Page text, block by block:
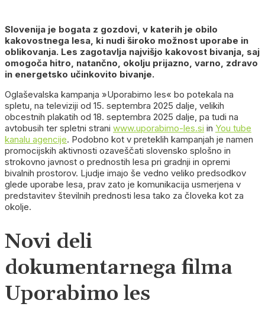
Slovenija je bogata z gozdovi, v katerih je obilo
kakovostnega lesa, ki nudi široko možnost uporabe in
oblikovanja. Les zagotavlja najvišjo kakovost bivanja, saj
omogoča hitro, natančno, okolju prijazno, varno, zdravo
in energetsko učinkovito bivanje.
Oglaševalska kampanja »Uporabimo les« bo potekala na
spletu, na televiziji od 15. septembra 2025 dalje, velikih
obcestnih plakatih od 18. septembra 2025 dalje, pa tudi na
avtobusih ter spletni strani www.uporabimo-les.si in You tube
kanalu agencije. Podobno kot v preteklih kampanjah je namen
promocijskih aktivnosti ozaveščati slovensko splošno in
strokovno javnost o prednostih lesa pri gradnji in opremi
bivalnih prostorov. Ljudje imajo še vedno veliko predsodkov
glede uporabe lesa, prav zato je komunikacija usmerjena v
predstavitev številnih prednosti lesa tako za človeka kot za
okolje.
Novi deli
dokumentarnega filma
Uporabimo les